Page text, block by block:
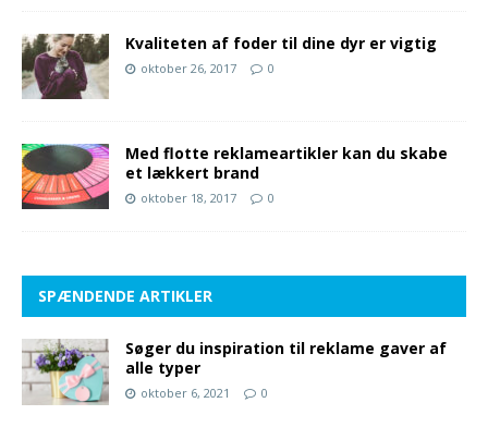
Kvaliteten af foder til dine dyr er vigtig
oktober 26, 2017 0
Med flotte reklameartikler kan du skabe
et lækkert brand
oktober 18, 2017 0
SPÆNDENDE ARTIKLER
Søger du inspiration til reklame gaver af
alle typer
oktober 6, 2021 0